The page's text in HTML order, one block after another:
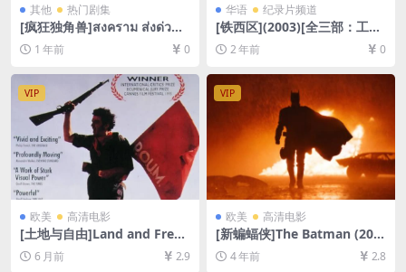
其他 热门剧集
[疯狂独角兽]สงคราม ส่งด่วน
(2025)[百度网盘+夸克网盘10
80P超清未删减资源][网盘在
线播放/下载][MP4/38GB][中
文字幕]
1 年前 0
华语 纪录片频道
[铁西区](2003)[全三部：工
厂/艳粉街/铁路][百度网盘+夸
克网盘DVD原盘576P未删减资
源][网盘下载][MKV/VOB/24.
5GB][外挂中字]【手机/平板无
法在线播放，请使用电脑下载
防和谐压缩包（含解压密
码）】
2 年前 0
VIP
欧美 高清电影
[土地与自由]Land and Freed
om (1995)[百度网盘+夸克网
盘1080P超清未删减资源][网
6 月前 2.9
VIP
欧美 高清电影
[新蝙蝠侠]The Batman (202
2)[百度网盘+迅雷云盘资源10
80P超清未删减][MP4/11GB]
4 年前 2.8